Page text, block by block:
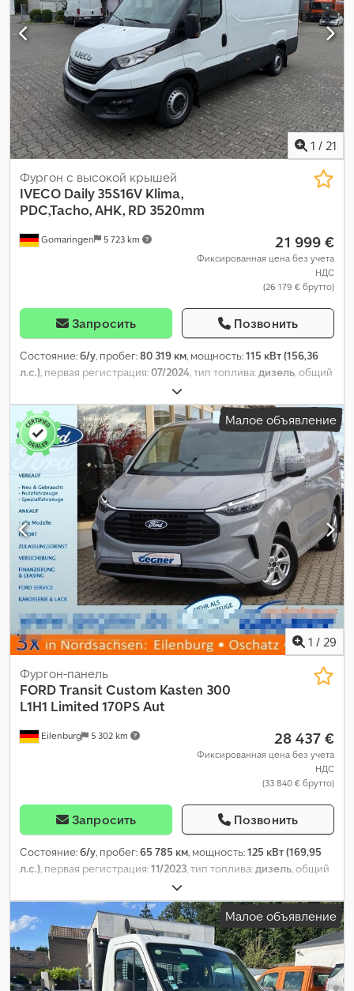
кондиционер, круиз-контроль, навигационная система,
подогрев сиденья, противотуманные фары, раздвижная
дверь, система старт-стоп, центральный замок,
электрорегулировка стекол,
1 / 21
Gomaringen 5 723 km
Фургон с высокой крышей
IVECO Daily 35S16V Klima,
PDC,Tacho, AHK, RD 3520mm
21 999 €
Фиксированная цена без учета
НДС
(26 179 € брутто)
Запросить Позвонить
Состояние:б/у, пробег:80 319 км, мощность:115 кВт (156,36
л.с.), первая регистрация:07/2024, тип топлива:дизель, общий
, следующая проверка (TÜV):
тип передачи:механический, количество мест:3, общая
длина:6 109 мм, объем грузового пространства: 12 м³, длина
грузового отсека:3 540 мм, ширина пространства для
загрузки:
1 800 мм, высота грузового отсека: 1 900 мм,
Оборудование:ABS, кондиционер, центральный замок,
электронная программа стабилизации (ESP)
Малое объявление
1 / 29
Eilenburg 5 302 km
Фургон-панель
FORDTransit Custom Kasten 300
L1H1 Limited 170PS Aut
28 437 €
Фиксированная цена без учета
НДС
(33 840 € брутто)
Запросить Позвонить
Состояние:б/у, пробег:65 785 км, мощность:125 кВт (169,95
л.с.), первая регистрация:11/2023, тип топлива:дизель, общий
, тип передачи:
класс выбросов:Евро 6, количество мест:3, общая длина:
5 050 мм
, общая ширина:2 023 мм, общая высота:1 977 мм,
длина грузового отсека:2 602 мм, Год выпуска:2023,
Оборудование:ABS, кондиционер, навигационная система,
сажевый фильтр, центральный замок, электронная
программа стабилизации (ESP),
Малое объявление